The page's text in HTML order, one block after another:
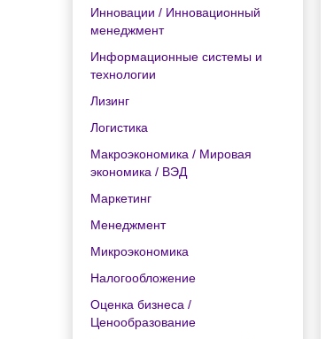
Инновации / Инновационный
менеджмент
Информационные системы и
технологии
Лизинг
Логистика
Макроэкономика / Мировая
экономика / ВЭД
Маркетинг
Менеджмент
Микроэкономика
Налогообложение
Оценка бизнеса /
Ценообразование